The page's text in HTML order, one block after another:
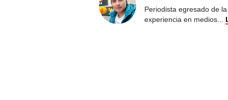
Periodista egresado de
experiencia en medios...